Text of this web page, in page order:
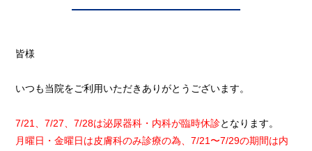
皆様
いつも当院をご利用いただきありがとうございます。
7/21、7/27、7/28は泌尿器科・内科が臨時休診となります。
月曜日・金曜日は皮膚科のみ診療の為、7/21〜7/29の期間は内